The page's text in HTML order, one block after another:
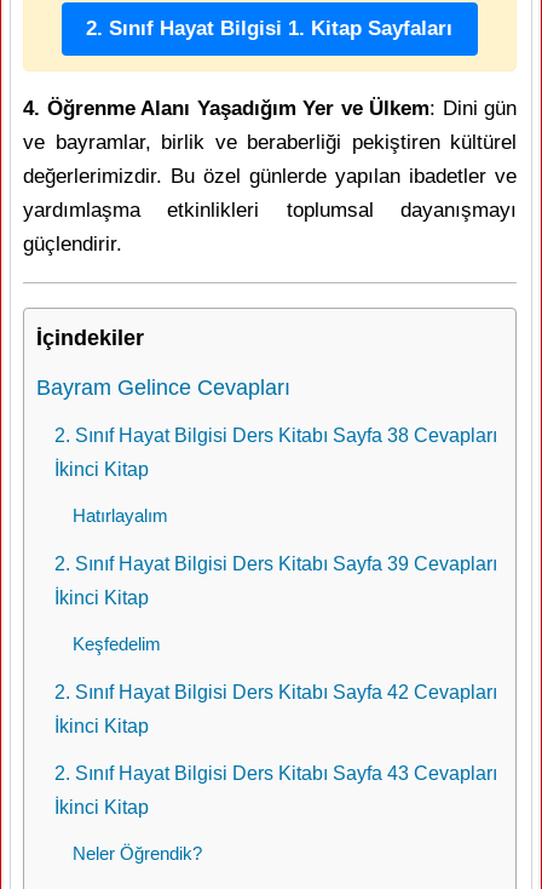
2. Sınıf Hayat Bilgisi 1. Kitap Sayfaları
4. Öğrenme Alanı Yaşadığım Yer ve Ülkem: Dini gün
ve bayramlar, birlik ve beraberliği pekiştiren kültürel
değerlerimizdir. Bu özel günlerde yapılan ibadetler ve
yardımlaşma etkinlikleri toplumsal dayanışmayı
güçlendirir.
İçindekiler
Bayram Gelince Cevapları
2. Sınıf Hayat Bilgisi Ders Kitabı Sayfa 38 Cevapları
İkinci Kitap
Hatırlayalım
2. Sınıf Hayat Bilgisi Ders Kitabı Sayfa 39 Cevapları
İkinci Kitap
Keşfedelim
2. Sınıf Hayat Bilgisi Ders Kitabı Sayfa 42 Cevapları
İkinci Kitap
2. Sınıf Hayat Bilgisi Ders Kitabı Sayfa 43 Cevapları
İkinci Kitap
Neler Öğrendik?